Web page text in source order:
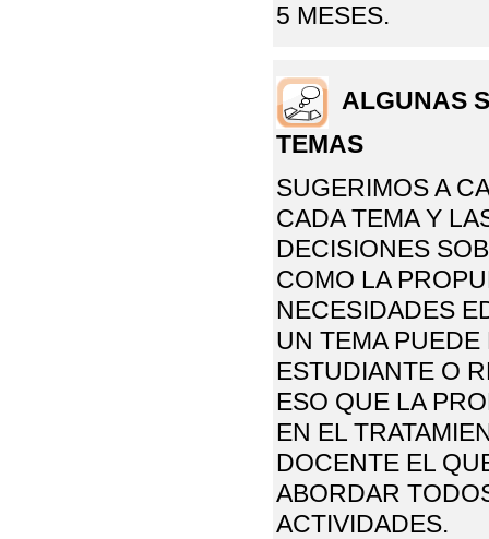
5 MESES.
ALGUNAS
TEMAS
SUGERIMOS A
CADA TEMA Y
DECISIONES
COMO LA
NECESIDADES
UN TEMA PUEDE
ESTUDIANTE O
ESO QUE LA
EN EL
DOCENTE EL
ABORDAR
ACTIVIDADES.